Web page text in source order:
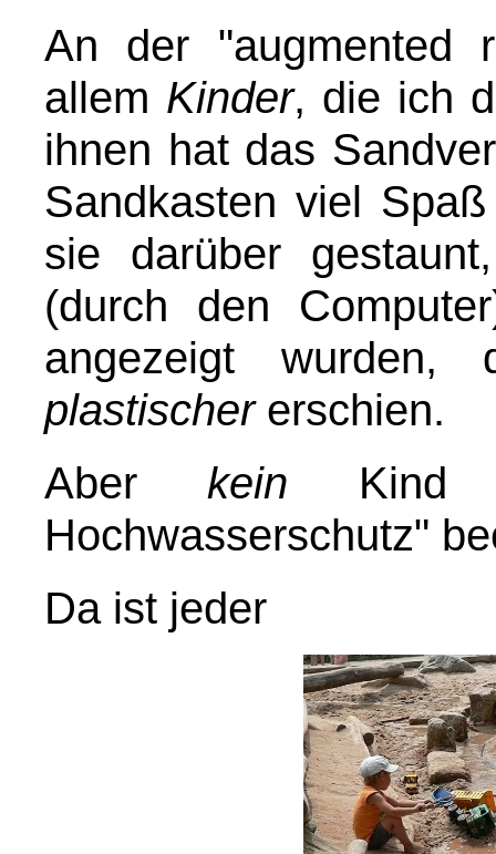
An der "augmented
allem Kinder, die ich
ihnen hat das
Sandkasten viel
sie darüber
(durch den
angezeigt
plastischererschien.
Aber kein Kind
Hochwasserschutz"
Da ist jeder